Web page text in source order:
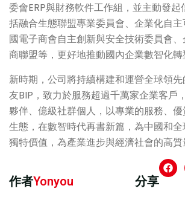
委會ERP與財務軟件工作組，並主動發
括融合生態聯盟專業委員會、企業化自
國電子商會自主創新與安全技術委員會
商聯盟等，更好地推動國內企業數智化轉
新時期，公司將持續構建和運營全球領
友BIP，致力於服務超過千萬家企業客戶
夥伴、億級社群個人，以專業的服務、
生態，在數智時代再書新篇，為中國和
獨特價值，為產業進步與經濟社會的高質
作者Yonyou 分享